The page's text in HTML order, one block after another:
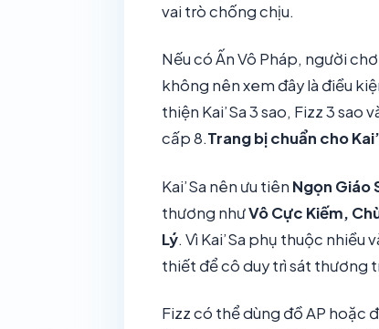
vai trò chống chịu.
Nếu có Ấn Vô Pháp, người
không nên xem đây là điều
thiện Kai’Sa 3 sao, Fizz 3
cấp 8.Trang bị chuẩn cho
Kai’Sa nên ưu tiên Ngọn Giáo
thương nhưVô Cực Kiếm,
Lý. Vì Kai’Sa phụ thuộc
thiết để cô duy trì sát thương
Fizz có thể dùng đồ AP hoặc